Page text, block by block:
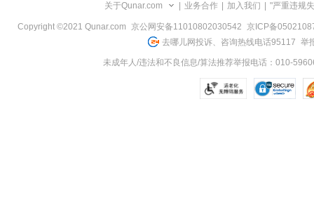
关于Qunar.com 业务合作 加入我们 "严重违规
Copyright ©2021 Qunar.com 京公网安备11010802030542
京ICP备
去哪儿网投诉、咨询热线电话95117 举
未成年人/违法和不良信息/算法推荐举报电话：010-